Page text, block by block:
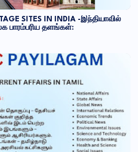
SITES IN INDIA -இந்தியாவில்
பாரம்பரிய தளங்கள்: